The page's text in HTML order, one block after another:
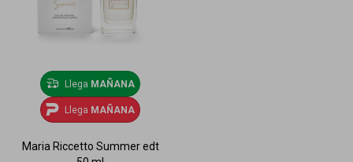
Llega MAÑANA
Llega MAÑANA
Maria Riccetto Summer edt